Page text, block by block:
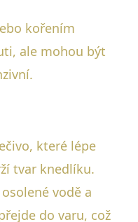
kořením
ale mohou být
které lépe
tvar knedlíku.
vodě a
do varu, což